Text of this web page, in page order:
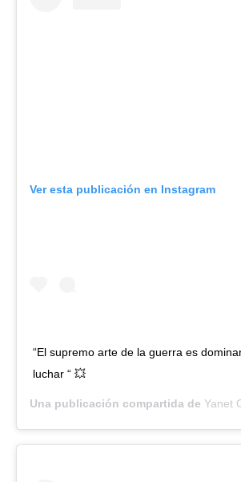
Ver esta publicación en Instagram
“El supremo arte de la guerra es
luchar “ 💥
Una publicación compartida de Yanet